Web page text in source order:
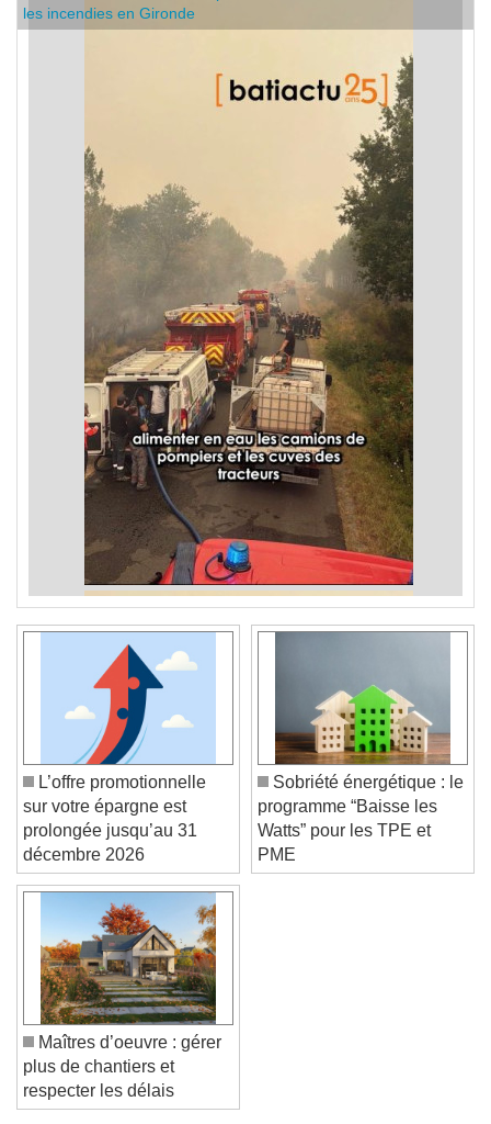
C'est dans l'actu : des entreprises de bâtiment se mobilisent sur
les incendies en Gironde
L’offre promotionnelle
sur votre épargne est
prolongée jusqu’au 31
décembre 2026
Sobriété énergétique : le
programme “Baisse les
Watts” pour les TPE et
PME
Maîtres d’oeuvre : gérer
plus de chantiers et
respecter les délais